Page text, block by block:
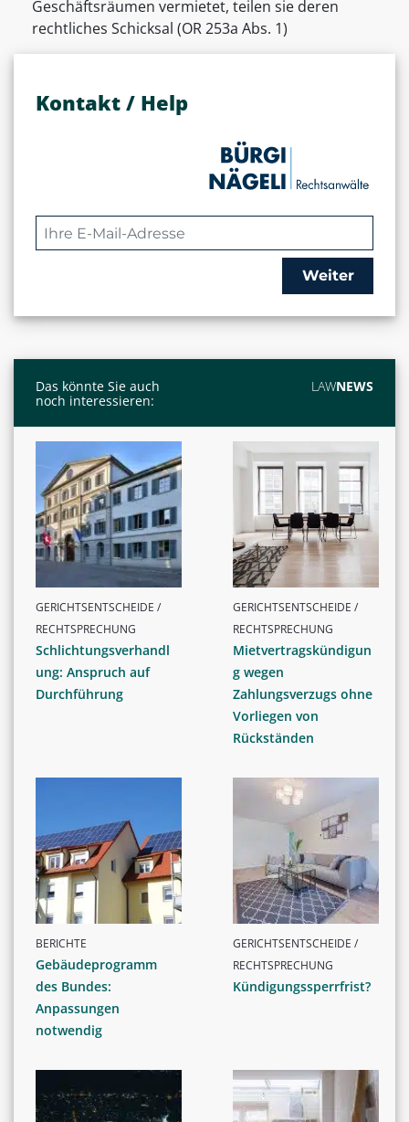
Geschäftsräumen vermietet, teilen sie deren
rechtliches Schicksal (OR 253a Abs. 1)
Kontakt / Help
Weiter
Das könnte Sie auch
noch interessieren:
LAWNEWS
GERICHTSENTSCHEIDE /
RECHTSPRECHUNG
Schlichtungsverhandl
ung: Anspruch auf
Durchführung
GERICHTSENTSCHEIDE /
RECHTSPRECHUNG
Mietvertragskündigun
g wegen
Zahlungsverzugs ohne
Vorliegen von
Rückständen
BERICHTE
Gebäudeprogramm
des Bundes:
Anpassungen
notwendig
GERICHTSENTSCHEIDE /
RECHTSPRECHUNG
Kündigungssperrfrist?